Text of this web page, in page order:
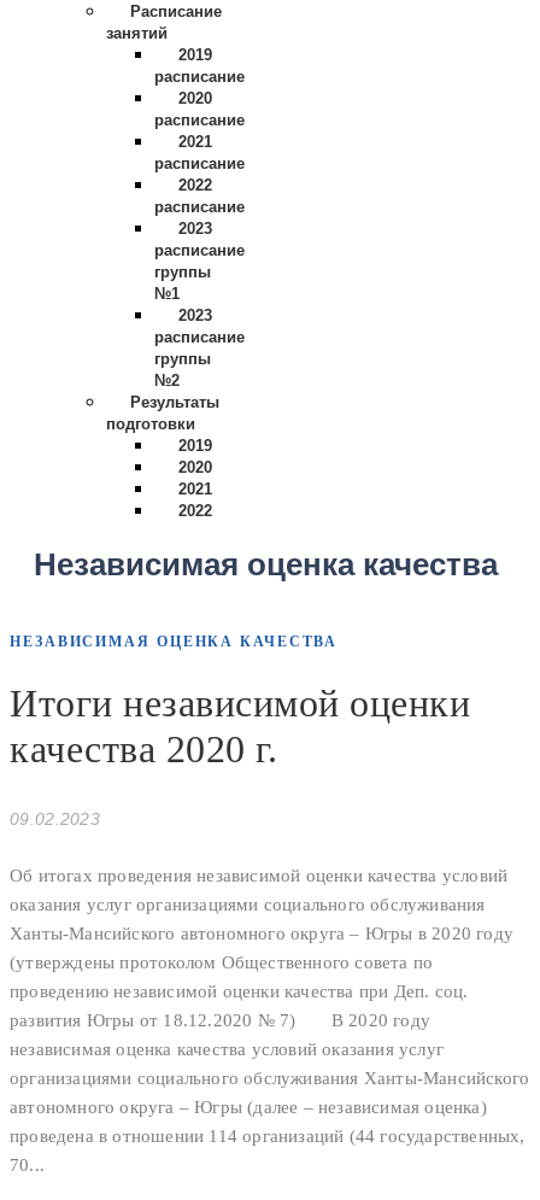
Расписание
занятий
2019
расписание
2020
расписание
2021
расписание
2022
расписание
2023
расписание
группы
№1
2023
расписание
группы
№2
Результаты
подготовки
2019
2020
2021
2022
Независимая оценка качества
НЕЗАВИСИМАЯ ОЦЕНКА КАЧЕСТВА
Итоги независимой оценки
качества 2020 г.
09.02.2023
Об итогах проведения независимой оценки качества условий
оказания услуг организациями социального обслуживания
Ханты-Мансийского автономного округа – Югры в 2020 году
(утверждены протоколом Общественного совета по
проведению независимой оценки качества при Деп. соц.
развития Югры от 18.12.2020 № 7) В 2020 году
независимая оценка качества условий оказания услуг
организациями социального обслуживания Ханты-Мансийского
автономного округа – Югры (далее – независимая оценка)
проведена в отношении 114 организаций (44 государственных,
70...